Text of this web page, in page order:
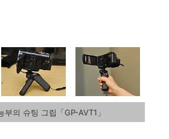
부의 슈팅 그립「GP-AVT1」